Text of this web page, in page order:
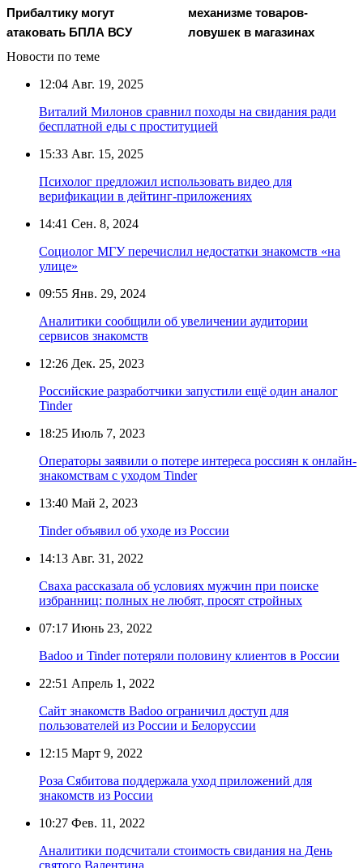
Прибалтику могут
атаковать БПЛА ВСУ
механизме товаров-
ловушек в магазинах
Новости по теме
12:04 Авг. 19, 2025
Виталий Милонов сравнил походы на свидания ради
бесплатной еды с проституцией
15:33 Авг. 15, 2025
Психолог предложил использовать видео для
верификации в дейтинг-приложениях
14:41 Сен. 8, 2024
Социолог МГУ перечислил недостатки знакомств «на
улице»
09:55 Янв. 29, 2024
Аналитики сообщили об увеличении аудитории
сервисов знакомств
12:26 Дек. 25, 2023
Российские разработчики запустили ещё один аналог
Tinder
18:25 Июль 7, 2023
Операторы заявили о потере интереса россиян к онлайн-
знакомствам с уходом Tinder
13:40 Май 2, 2023
Tinder объявил об уходе из России
14:13 Авг. 31, 2022
Сваха рассказала об условиях мужчин при поиске
избранниц: полных не любят, просят стройных
07:17 Июнь 23, 2022
Badoo и Tinder потеряли половину клиентов в России
22:51 Апрель 1, 2022
Сайт знакомств Badoo ограничил доступ для
пользователей из России и Белоруссии
12:15 Март 9, 2022
Роза Сябитова поддержала уход приложений для
знакомств из России
10:27 Фев. 11, 2022
Аналитики подсчитали стоимость свидания на День
святого Валентина